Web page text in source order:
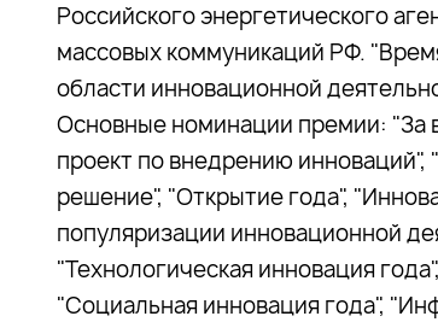
Российского энергетического
массовых коммуникаций РФ.
области инновационной
Основные номинации премии: "За
проект по внедрению
решение", "Открытие года",
популяризации инновационной
"Технологическая инновация
"Социальная инновация года",